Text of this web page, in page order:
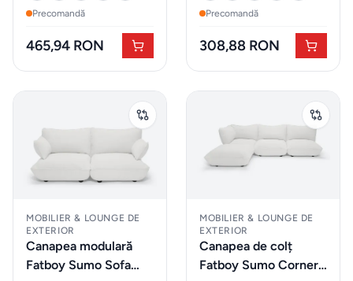
Accesorii
Expuse in
showroom
decorativ
Mobilier
Precomandă
465,94 RON
Precomandă
308,88 RON
MOBILIER & LOUNGE DE
EXTERIOR
Canapea modulară
Fatboy Sumo Sofa
MOBILIER & LOUNGE DE
EXTERIOR
Canapea de colț
Fatboy Sumo Corner